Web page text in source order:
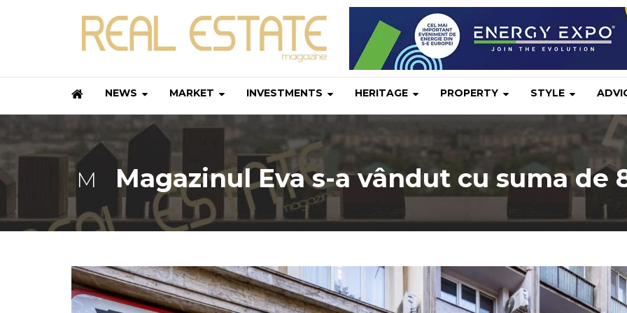
NEWS MARKET INVESTMENTS HERITAGE PROPERTY STYLE
M Magazinul Eva s-a vândut cu suma de